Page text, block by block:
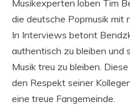
Musikexperten loben Tim
die deutsche Popmusik mit
In Interviews betont
authentisch zu bleiben und
Musik treu zu bleiben.
den Respekt seiner
eine treue Fangemeinde.